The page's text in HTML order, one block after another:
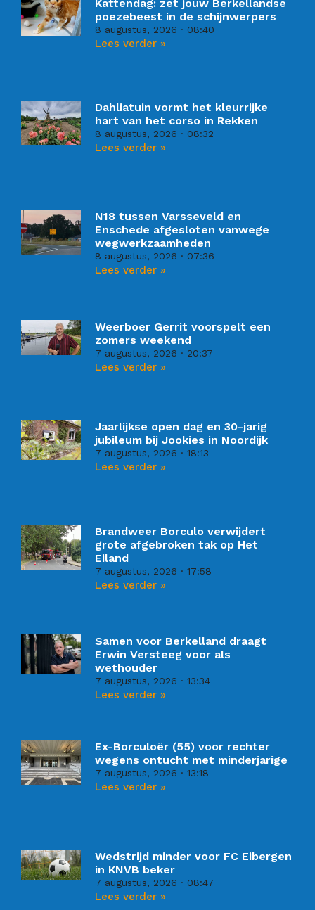
Kattendag: zet jouw Berkellandse
poezebeest in de schijnwerpers
8 augustus, 2026 08:40
Lees verder »
Dahliatuin vormt het kleurrijke
hart van het corso in Rekken
8 augustus, 2026 08:32
Lees verder »
N18 tussen Varsseveld en
Enschede afgesloten vanwege
wegwerkzaamheden
8 augustus, 2026 07:36
Lees verder »
Weerboer Gerrit voorspelt een
zomers weekend
7 augustus, 2026 20:37
Lees verder »
Jaarlijkse open dag en 30-jarig
jubileum bij Jookies in Noordijk
7 augustus, 2026 18:13
Lees verder »
Brandweer Borculo verwijdert
grote afgebroken tak op Het
Eiland
7 augustus, 2026 17:58
Lees verder »
Samen voor Berkelland draagt
Erwin Versteeg voor als
wethouder
7 augustus, 2026 13:34
Lees verder »
Ex-Borculoër (55) voor rechter
wegens ontucht met minderjarige
7 augustus, 2026 13:18
Lees verder »
Wedstrijd minder voor FC Eibergen
in KNVB beker
7 augustus, 2026 08:47
Lees verder »